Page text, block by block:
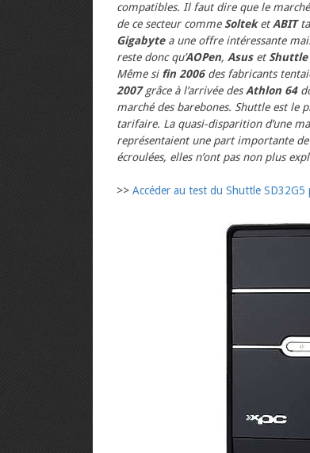
compatibles. Il faut dire que le
de ce secteur comme SolteketABIT
Gigabytea une offre intéressante
reste donc qu’AOPen, Asuset Shuttle
Même si fin 2006des fabricants
2007grâce à l’arrivée desAthlon 64
marché des barebones. Shuttle est le
tarifaire. La quasi-disparition d’une
représentaient une part importante
écroulées, elles n’ont pas non plus
>> Accéder au test du Shuttle